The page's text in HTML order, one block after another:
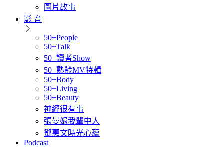
圖片故事
影 音
50+People
50+Talk
50+讀者Show
50+熟齡MV特輯
50+Body
50+Living
50+Beauty
神經很有事
張曼娟我輩中人
鄧惠文時光心蘊
Podcast